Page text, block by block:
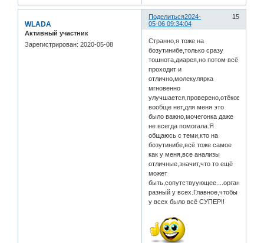
Поделиться 15
2024-
05-06 09:34:04
WLADA
Активный участник
Зарегистрирован: 2020-05-08
Странно,я тоже на
бозутинибе,только сразу
тошнота,диарея,но потом всё
проходит и
отлично,молекулярка
мгновенно
улучшается,проверено,отёков
вообще нет,для меня это
было важно,мочегонка даже
не всегда помогала.Я
общаюсь с теми,кто на
бозутинибе,всё тоже самое
как у меня,все анализы
отличные,значит,что то ещё
может
быть,сопутствуующее....организм
разный у всех.Главное,чтобы
у всех было всё СУПЕР!!